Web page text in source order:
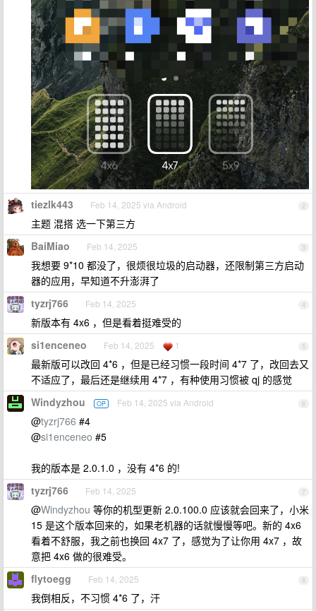
2
tiezlk443 Feb 14, 2025 via Android
主题 混搭 选一下第三方
3
BaiMiao Feb 14, 2025
我想要 9*10 都没了，很烦很垃圾的启动器，还限制第三方启动
器的应用，早知道不升澎湃了
4
tyzrj766 Feb 14, 2025
新版本有 4x6 ，但是看着挺难受的
5
si1enceneo Feb 14, 2025 1
最新版可以改回 4*6 ，但是已经习惯一段时间 4*7 了，改回去又
不适应了，最后还是继续用 4*7 ，有种使用习惯被 qj 的感觉
6
Windyzhou OP Feb 14, 2025 via Android
@tyzrj766 #4
@si1enceneo #5
我的版本是 2.0.1.0 ，没有 4*6 的!
7
tyzrj766 Feb 14, 2025
@Windyzhou 等你的机型更新 2.0.100.0 应该就会回来了，小米
15 是这个版本回来的，如果老机器的话就慢慢等吧。新的 4x6
看着不舒服，我之前也换回 4x7 了，感觉为了让你用 4x7 ，故
意把 4x6 做的很难受。
8
flytoegg Feb 14, 2025
我倒相反，不习惯 4*6 了，汗